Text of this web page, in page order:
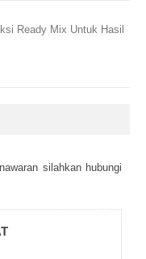
Ready Mix Untuk Hasil
sіlаhkаn hubungі